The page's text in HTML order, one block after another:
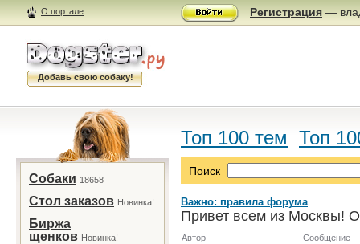
О портале Регистрация —
Добавь свою собаку!
Собаки 18658
Стол заказов Новинка!
Биржа
щенков Новинка!
Топ 100 тем Топ
Поиск
Важно: правила форума
Привет всем из Москвы!
Автор Сообщение